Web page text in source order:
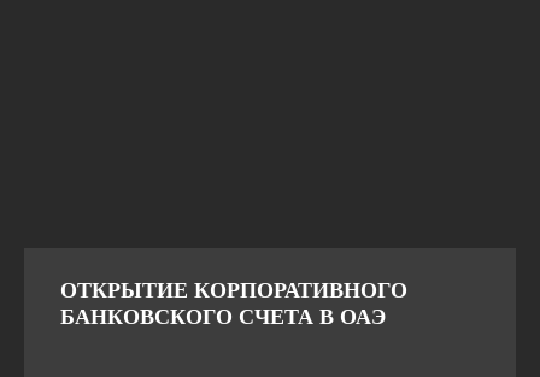
ОТКРЫТИЕ КОРПОРАТИВНОГО
БАНКОВСКОГО СЧЕТА В ОАЭ